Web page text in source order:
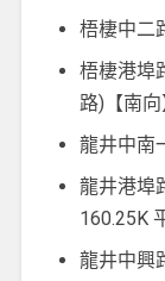
梧棲中二
梧棲港埠
路)【南向
龍井中南
龍井港埠
160.25K
龍井中興